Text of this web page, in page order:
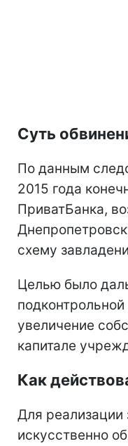
Суть
По данным
2015 года
ПриватБанка,
схему
Целью было
увеличение
капитале
Как
Для реализации
искусственно